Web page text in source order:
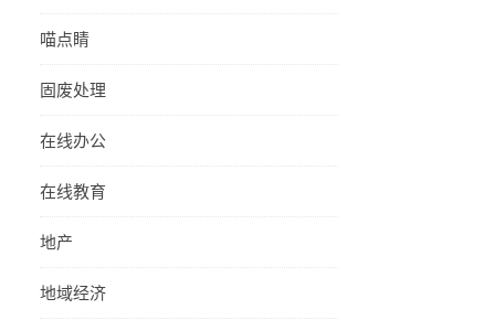
喵点睛
固废处理
在线办公
在线教育
地产
地域经济